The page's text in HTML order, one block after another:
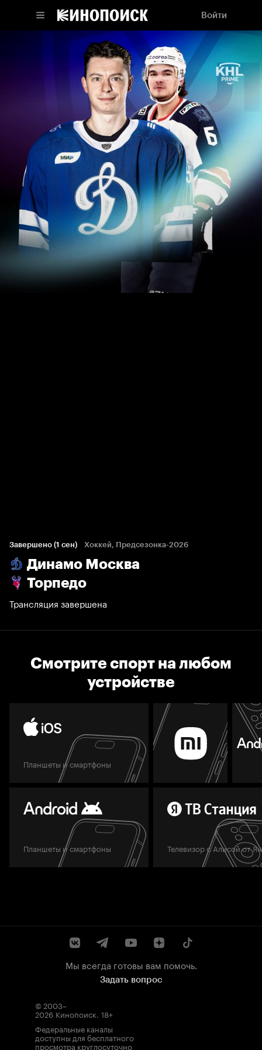
Войти
Завершено (1 сен) Хоккей, Предсезонка-2026
Динамо Москва
Торпедо
Трансляция завершена
Смотрите спорт на любом
устройстве
Планшеты и смартфоны
Планшеты и смартфоны Телевизор с Алисой от
Мы всегда готовы вам помочь.
Задать вопрос
© 2003–
2026 Кинопоиск. 18+
Федеральные каналы
доступны для бесплатного
просмотра круглосуточно